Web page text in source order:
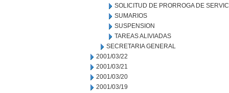
SOLICITUD DE PRORROGA DE
SUMARIOS
SUSPENSION
TAREAS ALIVIADAS
SECRETARIA GENERAL
2001/03/22
2001/03/21
2001/03/20
2001/03/19